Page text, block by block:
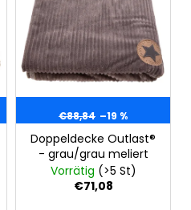
€88,84 –19 %
Doppeldecke Outlast®
- grau/grau meliert
Vorrätig (>5 St)
€71,08